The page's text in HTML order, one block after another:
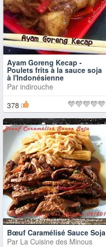
Ayam Goreng Kecap -
Poulets frits à la sauce soja
à l'Indonésienne
Par indirouche
378
Bœuf Caramélisé Sauce Soja
Par La Cuisine des Minous